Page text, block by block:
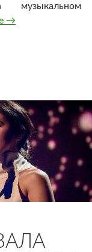
музыкальном
Россию на
→